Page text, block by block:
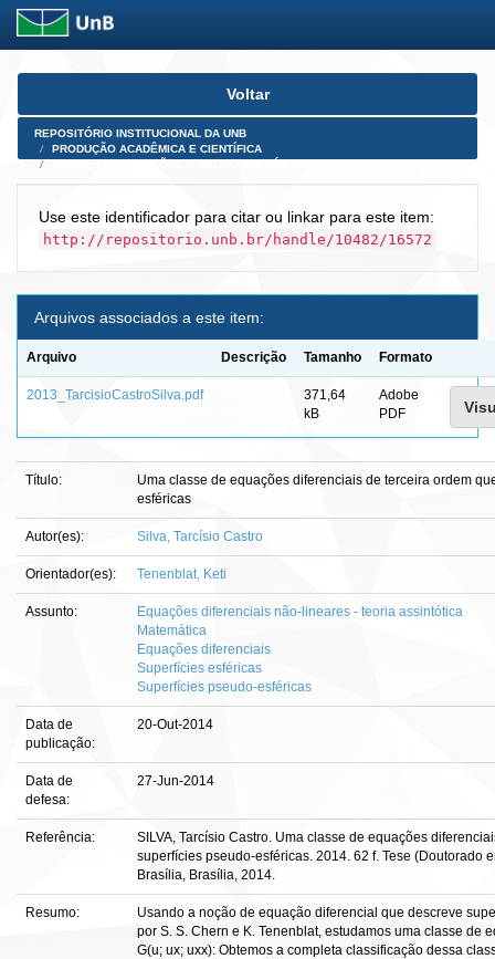
Skip
Voltar
REPOSITÓRIO INSTITUCIONAL DA UNB
PRODUÇÃO ACADÊMICA E CIENTÍFICA
Use este identificador para citar ou linkar para este item:
http://repositorio.unb.br/handle/10482/16572
Arquivos associados a este item:
Arquivo Descrição Tamanho Formato
2013_TarcisioCastroSilva.pdf
371,64
kB
Adobe
PDF
Título:
Uma classe de equações diferenciais de terceira ordem
esféricas
Autor(es): Silva, Tarcísio Castro
Orientador(es): Tenenblat, Keti
Assunto:
Equações diferenciais não-lineares - teoria assintótica
Matemática
Equações diferenciais
Superfícies esféricas
Superfícies pseudo-esféricas
Data de
publicação:
20-Out-2014
Data de
defesa:
27-Jun-2014
Referência:
SILVA, Tarcísio Castro. Uma classe de equações
superfícies pseudo-esféricas. 2014. 62 f. Tese (Doutorado
Brasília, Brasília, 2014.
Resumo:
Usando a noção de equação diferencial que descreve
por S. S. Chern e K. Tenenblat, estudamos uma classe de
G(u; ux; uxx): Obtemos a completa classificação dessa